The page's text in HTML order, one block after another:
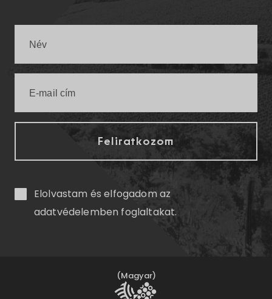
Elolvastam és elfogadom az
adatvédelemben foglaltakat.
(Magyar)